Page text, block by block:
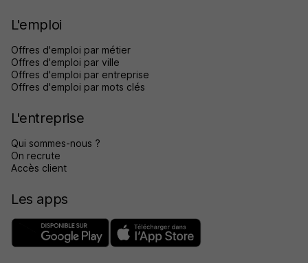
L'emploi
Offres d'emploi par métier
Offres d'emploi par ville
Offres d'emploi par entreprise
Offres d'emploi par mots clés
L'entreprise
Qui sommes-nous ?
On recrute
Accès client
Les apps